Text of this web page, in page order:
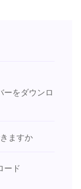
ーをダウンロ
ますか
ード